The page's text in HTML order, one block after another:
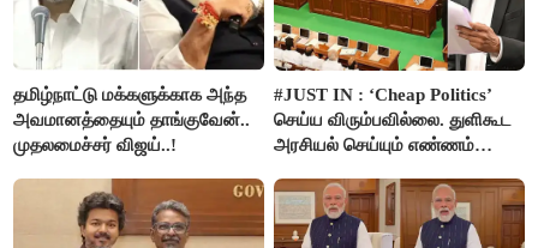
தமிழ்நாட்டு மக்களுக்காக அந்த
அவமானத்தையும் தாங்குவேன்..
முதலமைச்சர் விஜய்..!
#JUST IN : ‘Cheap Politics’
செய்ய விரும்பவில்லை. துளிகூட
அரசியல் செய்யும் எண்ணம்
விஜய் பதில்!